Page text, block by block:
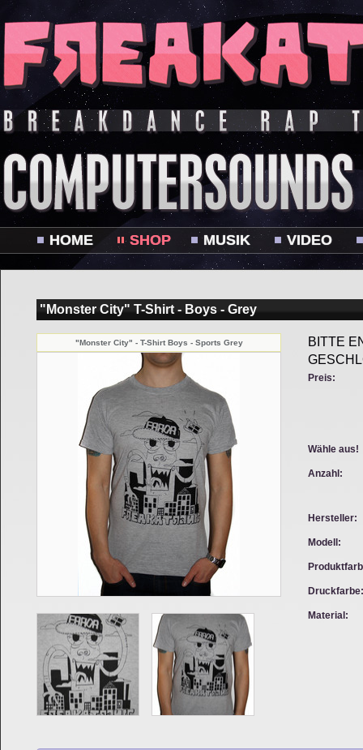
HOME SHOP MUSIK VIDEO
"Monster City" T-Shirt - Boys - Grey
"Monster City" - T-Shirt Boys - Sports Grey
BITTE
Preis:
Wähle aus!
Anzahl:
Hersteller:
Modell:
Druckfarbe:
Material: